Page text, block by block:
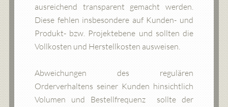
ausreichend transparent gemacht werden.
Diese fehlen insbesondere auf Kunden- und
Produkt- bzw. Projektebene und sollten die
Vollkosten und Herstellkosten ausweisen.
Abweichungen des regulären
Orderverhaltens seiner Kunden hinsichtlich
Volumen und Bestellfrequenz sollte der